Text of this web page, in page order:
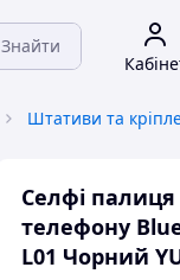
Знайти
Селфі
телефону
L01 Чорний